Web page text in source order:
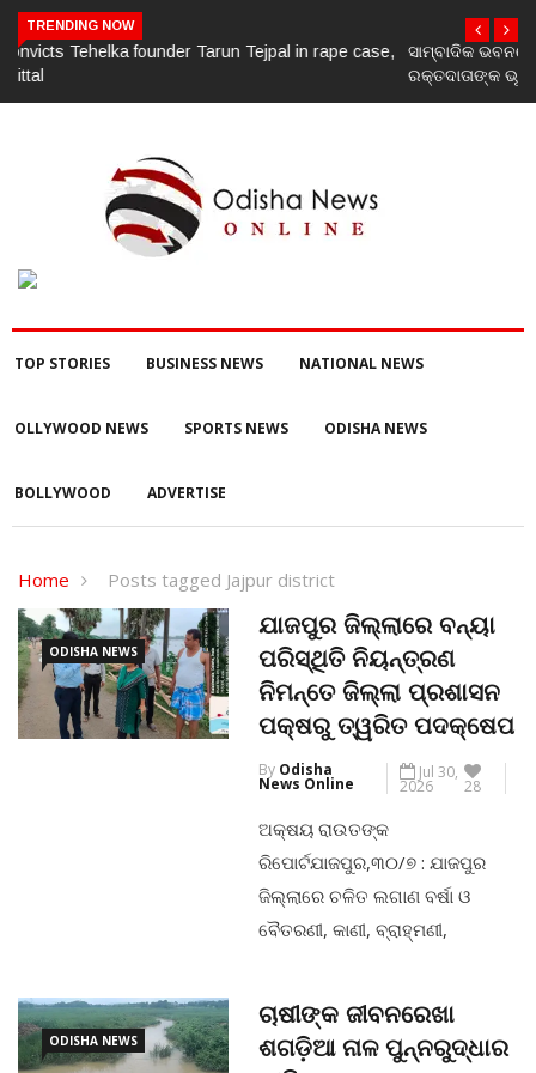
TRENDING NOW
ସାମ୍ବାଦିକ ଭବନରେ ମେଗା ରକ୍ତଦାନ ଶିବିର, ୯୩ ୟୁନିଟ୍ ସଂଗୃହିତ;ଜୀବନ ପାଇଁ
ରକ୍ତଦାତାଙ୍କ ଭୂମିକା ଗୁରୁତ୍ୱପୂର୍ଣ୍ଣ ଚଳିତ ବର୍ଷ ଶିବିର ମଧ୍ୟରେ ରେକର୍ଡ଼
TOP STORIES BUSINESS NEWS NATIONAL NEWS
OLLYWOOD NEWS SPORTS NEWS ODISHA NEWS
BOLLYWOOD ADVERTISE
Home Posts tagged Jajpur district
ODISHA NEWS
ଯାଜପୁର ଜିଲ୍ଲାରେ ବନ୍ୟା
ପରିସ୍ଥିତି ନିୟନ୍ତ୍ରଣ
ନିମନ୍ତେ ଜିଲ୍ଲା ପ୍ରଶାସନ
ପକ୍ଷରୁ ତ୍ୱରିତ ପଦକ୍ଷେପ
By Odisha
News Online
Jul 30,
2026 28
ଅକ୍ଷୟ ରାଉତଙ୍କ
ରିପୋର୍ଟଯାଜପୁର,୩୦/୭ : ଯାଜପୁର
ଜିଲ୍ଲାରେ ଚଳିତ ଲଗାଣ ବର୍ଷା ଓ
ବୈତରଣୀ, କାଣୀ, ବ୍ରାହ୍ମଣୀ,
ଯାଜପୁର, ବରୀ, ରସୁଲପୁର, କୋରେଇ,
ଧର୍ମଶାଳା, ବଡ଼ଚଣା ଓ ବିଞ୍ଝାରପୁର
ODISHA NEWS
ଚାଷୀଙ୍କ ଜୀବନରେଖା
ଶଗଡ଼ିଆ ନାଳ ପୁନ୍ନରୁଦ୍ଧାର